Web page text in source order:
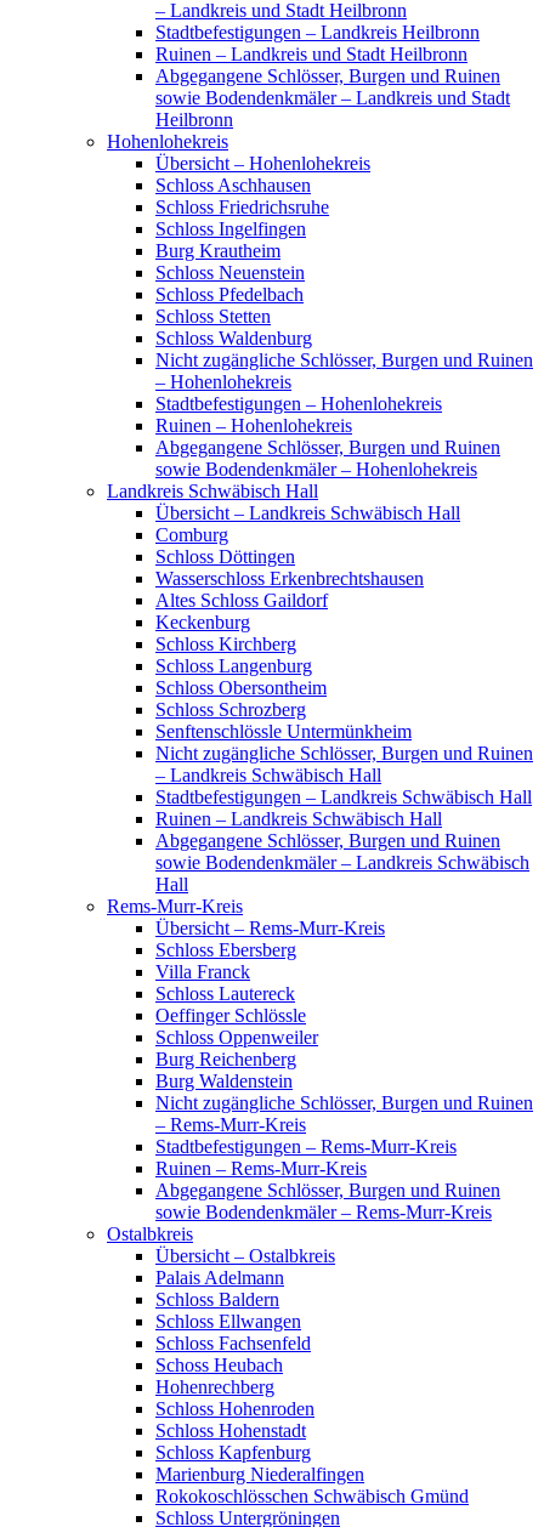
– Landkreis und Stadt Heilbronn
Stadtbefestigungen – Landkreis Heilbronn
Ruinen – Landkreis und Stadt Heilbronn
Abgegangene Schlösser, Burgen und Ruinen
sowie Bodendenkmäler – Landkreis und Stadt
Heilbronn
Hohenlohekreis
Übersicht – Hohenlohekreis
Schloss Aschhausen
Schloss Friedrichsruhe
Schloss Ingelfingen
Burg Krautheim
Schloss Neuenstein
Schloss Pfedelbach
Schloss Stetten
Schloss Waldenburg
Nicht zugängliche Schlösser, Burgen und Ruinen
– Hohenlohekreis
Stadtbefestigungen – Hohenlohekreis
Ruinen – Hohenlohekreis
Abgegangene Schlösser, Burgen und Ruinen
sowie Bodendenkmäler – Hohenlohekreis
Landkreis Schwäbisch Hall
Übersicht – Landkreis Schwäbisch Hall
Comburg
Schloss Döttingen
Wasserschloss Erkenbrechtshausen
Altes Schloss Gaildorf
Keckenburg
Schloss Kirchberg
Schloss Langenburg
Schloss Obersontheim
Schloss Schrozberg
Senftenschlössle Untermünkheim
Nicht zugängliche Schlösser, Burgen und Ruinen
– Landkreis Schwäbisch Hall
Stadtbefestigungen – Landkreis Schwäbisch Hall
Ruinen – Landkreis Schwäbisch Hall
Abgegangene Schlösser, Burgen und Ruinen
sowie Bodendenkmäler – Landkreis Schwäbisch
Hall
Rems-Murr-Kreis
Übersicht – Rems-Murr-Kreis
Schloss Ebersberg
Villa Franck
Schloss Lautereck
Oeffinger Schlössle
Schloss Oppenweiler
Burg Reichenberg
Burg Waldenstein
Nicht zugängliche Schlösser, Burgen und Ruinen
– Rems-Murr-Kreis
Stadtbefestigungen – Rems-Murr-Kreis
Ruinen – Rems-Murr-Kreis
Abgegangene Schlösser, Burgen und Ruinen
sowie Bodendenkmäler – Rems-Murr-Kreis
Ostalbkreis
Übersicht – Ostalbkreis
Palais Adelmann
Schloss Baldern
Schloss Ellwangen
Schloss Fachsenfeld
Schoss Heubach
Hohenrechberg
Schloss Hohenroden
Schloss Hohenstadt
Schloss Kapfenburg
Marienburg Niederalfingen
Rokokoschlösschen Schwäbisch Gmünd
Schloss Untergröningen